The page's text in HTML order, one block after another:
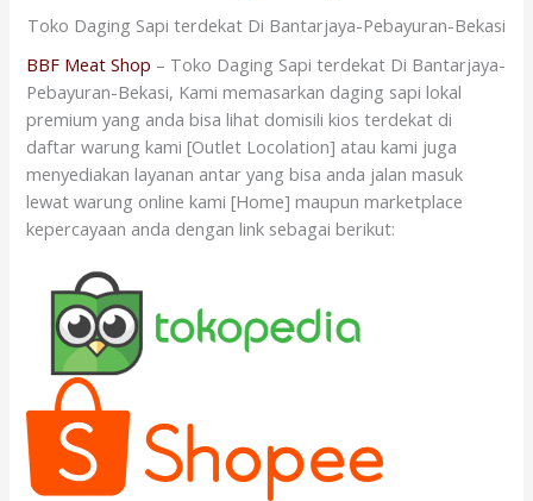
Toko Daging Sapi terdekat Di Bantarjaya-Pebayuran-Bekasi
BBF Meat Shop – Toko Daging Sapi terdekat Di Bantarjaya-
Pebayuran-Bekasi, Kami memasarkan daging sapi lokal
premium yang anda bisa lihat domisili kios terdekat di
daftar warung kami [Outlet Locolation] atau kami juga
menyediakan layanan antar yang bisa anda jalan masuk
lewat warung online kami [Home] maupun marketplace
kepercayaan anda dengan link sebagai berikut: